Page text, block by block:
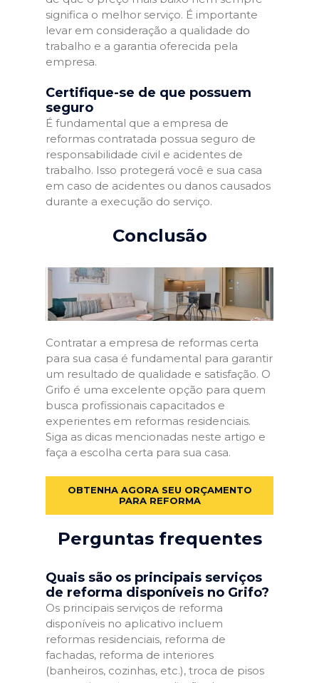
significa o melhor serviço. É importante
levar em consideração a qualidade do
trabalho e a garantia oferecida pela
empresa.
Certifique-se de que possuem
seguro
É fundamental que a empresa de
reformas contratada possua seguro de
responsabilidade civil e acidentes de
trabalho. Isso protegerá você e sua casa
em caso de acidentes ou danos causados
durante a execução do serviço.
Conclusão
Contratar a empresa de reformas certa
para sua casa é fundamental para garantir
um resultado de qualidade e satisfação. O
Grifo é uma excelente opção para quem
busca profissionais capacitados e
experientes em reformas residenciais.
Siga as dicas mencionadas neste artigo e
faça a escolha certa para sua casa.
OBTENHA AGORA SEU ORÇAMENTO
PARA REFORMA
Perguntas frequentes
Quais são os principais serviços
de reforma disponíveis no Grifo?
Os principais serviços de reforma
disponíveis no aplicativo incluem
reformas residenciais, reforma de
fachadas, reforma de interiores
(banheiros, cozinhas, etc.), troca de pisos